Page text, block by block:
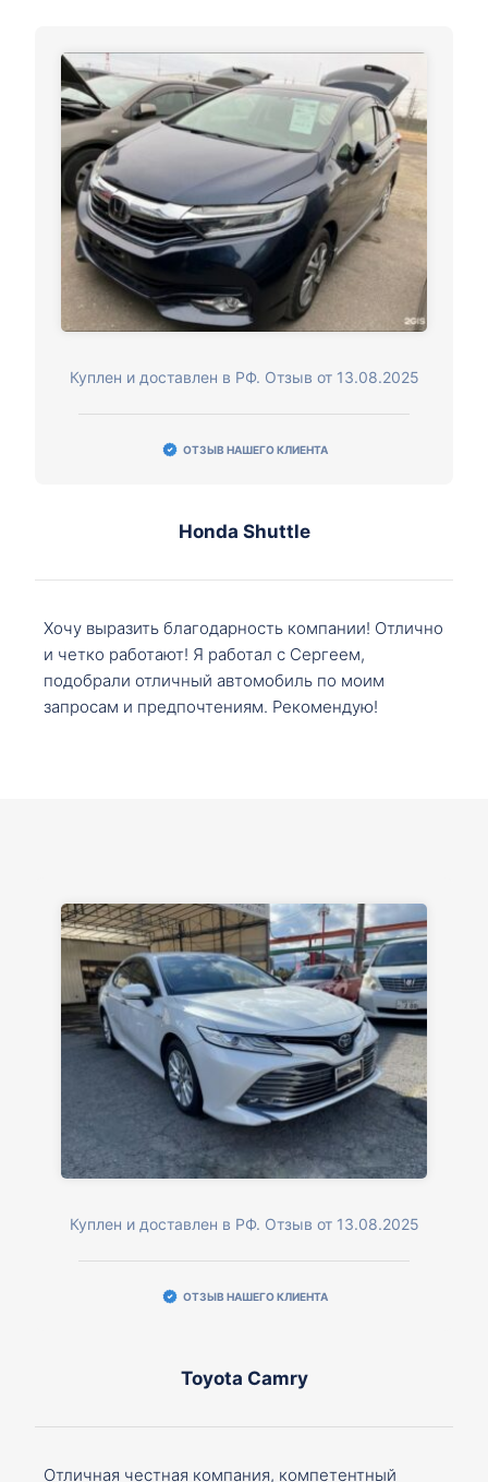
Куплен и доставлен в РФ. Отзыв от 13.08.2025
ОТЗЫВ НАШЕГО КЛИЕНТА
Honda Shuttle
Хочу выразить благодарность компании! Отлично
и четко работают! Я работал с Сергеем,
подобрали отличный автомобиль по моим
запросам и предпочтениям. Рекомендую!
Куплен и доставлен в РФ. Отзыв от 13.08.2025
ОТЗЫВ НАШЕГО КЛИЕНТА
Toyota Camry
Отличная честная компания, компетентный